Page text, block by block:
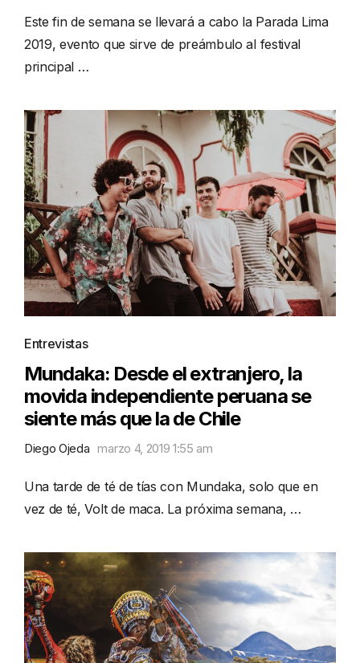
Este fin de semana se llevará a cabo la Parada Lima
2019, evento que sirve de preámbulo al festival
principal …
Entrevistas
Mundaka: Desde el extranjero, la
movida independiente peruana se
siente más que la de Chile
Diego Ojeda marzo 4, 2019 1:55 am
Una tarde de té de tías con Mundaka, solo que en
vez de té, Volt de maca. La próxima semana, …